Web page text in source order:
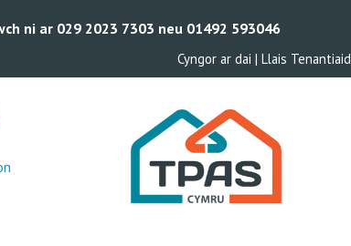
ni ar 029 2023 7303 neu 01492 593046
Cyngor ar dai | Llais Tenantiaid